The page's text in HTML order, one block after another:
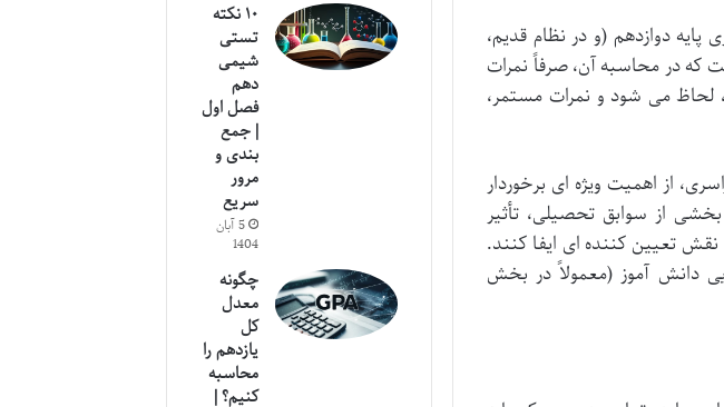
دوازدهم (و در نظام قدیم،
که در محاسبه آن، صرفاً نمرات
لحاظ می شود و نمرات مستمر،
از اهمیت ویژه ای برخوردار
از سوابق تحصیلی، تأثیر
نقش تعیین کننده ای ایفا کنند.
دانش آموز (معمولاً در بخش
۱۰ نکته
تستی
شیمی
دهم
فصل اول
| جمع
بندی و
مرور
سریع
5 آبان
1404
چگونه
معدل
کل
یازدهم را
محاسبه
کنیم؟ |